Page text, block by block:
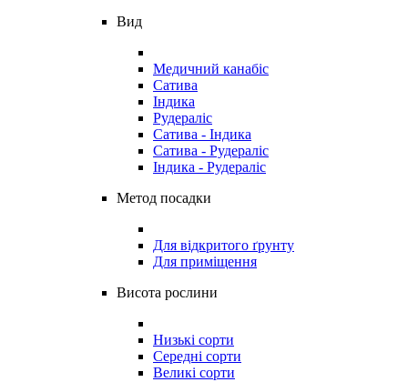
Вид
Медичний канабіс
Сатива
Індика
Рудераліс
Сатива - Індика
Сатива - Рудераліс
Індика - Рудераліс
Метод посадки
Для відкритого ґрунту
Для приміщення
Висота рослини
Низькі сорти
Середні сорти
Великі сорти